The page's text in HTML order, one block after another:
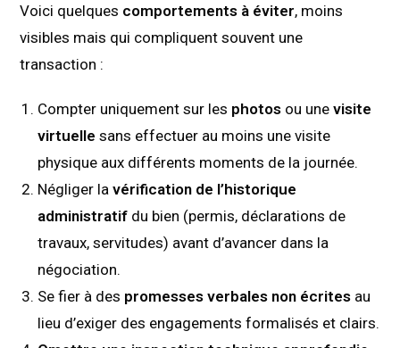
Voici quelques comportements à éviter, moins
visibles mais qui compliquent souvent une
transaction :
Compter uniquement sur les photos ou unevisite
virtuelle sans effectuer au moins une visite
physique aux différents moments de la journée.
Négliger lavérification de l’historique
administratif du bien (permis, déclarations de
travaux, servitudes) avant d’avancer dans la
négociation.
Se fier à des promesses verbales non écrites au
lieu d’exiger des engagements formalisés et clairs.